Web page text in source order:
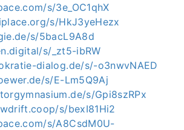
s/3e_OC1qhX
s/HkJ3yeHezx
s/5bacL9A8d
s/_zt5-ibRW
dialog.de/s/-o3nwvNAED
s/E-Lm5Q9Aj
s/Gpi8szRPx
s/bexI81Hi2
s/A8CsdM0U-